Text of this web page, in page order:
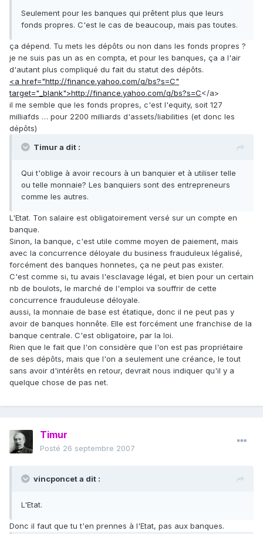
Seulement pour les banques qui prêtent plus que leurs
fonds propres. C'est le cas de beaucoup, mais pas toutes.
ça dépend. Tu mets les dépôts ou non dans les fonds propres ?
je ne suis pas un as en compta, et pour les banques, ça a l'air
d'autant plus compliqué du fait du statut des dépôts.
<a href="http://finance.yahoo.com/q/bs?s=C"
target="_blank">http://finance.yahoo.com/q/bs?s=C</a>
il me semble que les fonds propres, c'est l'equity, soit 127
milliafds … pour 2200 milliards d'assets/liabilities (et donc les
dépôts)
Timur a dit :
Qui t'oblige à avoir recours à un banquier et à utiliser telle
ou telle monnaie? Les banquiers sont des entrepreneurs
comme les autres.
L'Etat. Ton salaire est obligatoirement versé sur un compte en
banque.
Sinon, la banque, c'est utile comme moyen de paiement, mais
avec la concurrence déloyale du business frauduleux légalisé,
forcément des banques honnetes, ça ne peut pas exister.
C'est comme si, tu avais l'esclavage légal, et bien pour un certain
nb de boulots, le marché de l'emploi va souffrir de cette
concurrence frauduleuse déloyale.
aussi, la monnaie de base est étatique, donc il ne peut pas y
avoir de banques honnête. Elle est forcément une franchise de la
banque centrale. C'est obligatoire, par la loi.
Rien que le fait que l'on considère que l'on est pas propriétaire
de ses dépôts, mais que l'on a seulement une créance, le tout
sans avoir d'intérêts en retour, devrait nous indiquer qu'il y a
quelque chose de pas net.
Timur
Posté 26 septembre 2007
vincponcet a dit :
L'Etat.
Donc il faut que tu t'en prennes à l'Etat, pas aux banques.